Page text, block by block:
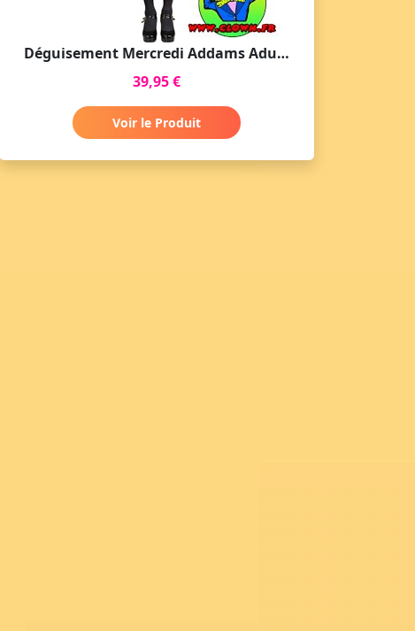
Déguisement Mercredi Addams Adulte - Robe Noire à Motifs
39,95 €
Voir le Produit